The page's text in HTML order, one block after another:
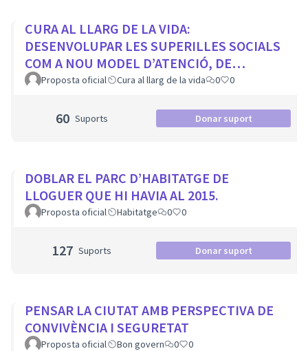
CURA AL LLARG DE LA VIDA:
DESENVOLUPAR LES SUPERILLES SOCIALS
COM A NOU MODEL D’ATENCIÓ, DE
PROXIMITAT I COMUNITARI.
Proposta oficial Cura al llarg de la vida 0 0
60 Suports Donar suport
DOBLAR EL PARC D’HABITATGE DE
LLOGUER QUE HI HAVIA AL 2015.
Proposta oficial Habitatge 0 0
127 Suports Donar suport
PENSAR LA CIUTAT AMB PERSPECTIVA DE
CONVIVÈNCIA I SEGURETAT
Proposta oficial Bon govern 0 0